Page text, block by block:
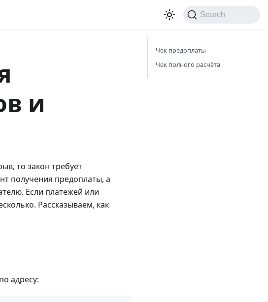
Search
и
то закон требует
получения предоплаты, а
Если платежей или
Рассказываем, как
адресу:
Чек предоплаты
Чек полного расчёта